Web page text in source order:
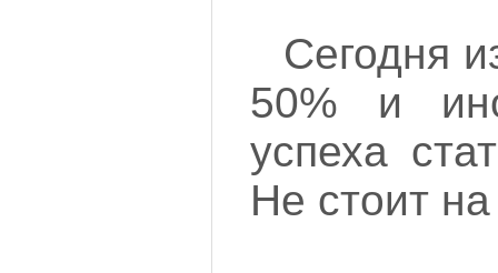
Сегодня
50% и
успеха
Не стоит